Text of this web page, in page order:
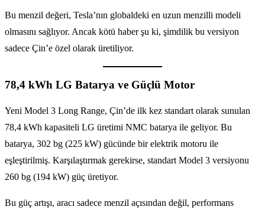
Bu menzil değeri, Tesla’nın globaldeki en uzun menzilli modeli
olmasını sağlıyor. Ancak kötü haber şu ki, şimdilik bu versiyon
sadece Çin’e özel olarak üretiliyor.
78,4 kWh LG Batarya ve Güçlü Motor
Yeni Model 3 Long Range, Çin’de ilk kez standart olarak sunulan
78,4 kWh kapasiteli LG üretimi NMC batarya ile geliyor. Bu
batarya, 302 bg (225 kW) gücünde bir elektrik motoru ile
eşleştirilmiş. Karşılaştırmak gerekirse, standart Model 3 versiyonu
260 bg (194 kW) güç üretiyor.
Bu güç artışı, aracı sadece menzil açısından değil, performans